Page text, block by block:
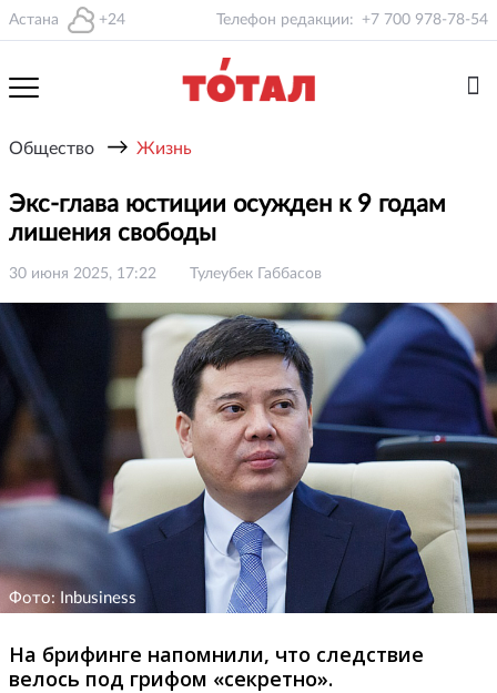
Астана +24 Телефон редакции: +7 700 978-78-54
Общество → Жизнь
Экс-глава юстиции осужден к 9 годам
лишения свободы
30 июня 2025, 17:22 Тулеубек Габбасов
Фото: Inbusiness
На брифинге напомнили, что следствие
велось под грифом «секретно».